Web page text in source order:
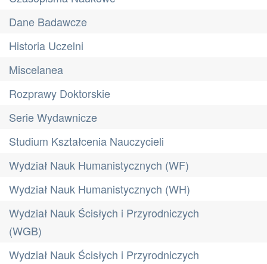
Dane Badawcze
Historia Uczelni
Miscelanea
Rozprawy Doktorskie
Serie Wydawnicze
Studium Kształcenia Nauczycieli
Wydział Nauk Humanistycznych (WF)
Wydział Nauk Humanistycznych (WH)
Wydział Nauk Ścisłych i Przyrodniczych
(WGB)
Wydział Nauk Ścisłych i Przyrodniczych